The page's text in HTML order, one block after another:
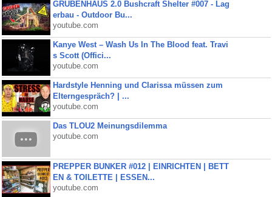
GRUBENHAUS 2.0 Bushcraft Shelter #007 - Lag
erbau - Outdoor Bu...
youtube.com
Kanye West – Wash Us In The Blood feat. Travi
s Scott (Offici...
youtube.com
Hardstyle Henning und Clarissa müssen zum
Elterngespräch? | ...
youtube.com
Das TLOU2 Meinungsdilemma
youtube.com
PREPPER BUNKER #012 | EINRICHTEN | BETT
EN & TOILETTE | ESSEN...
youtube.com